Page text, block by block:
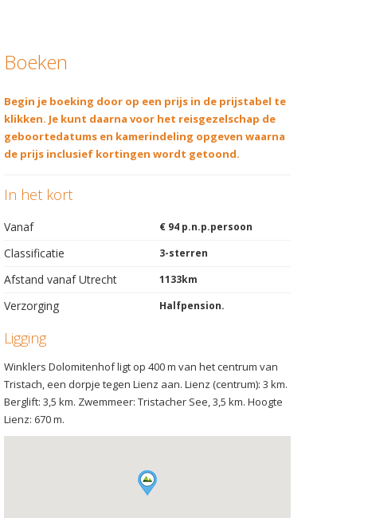
Boeken
Begin je boeking door op een prijs in de prijstabel te
klikken. Je kunt daarna voor het reisgezelschap de
geboortedatums en kamerindeling opgeven waarna
de prijs inclusief kortingen wordt getoond.
In het kort
Vanaf € 94 p.n.p.persoon
Classificatie 3-sterren
Afstand vanaf Utrecht 1133km
Verzorging Halfpension.
Ligging
Winklers Dolomitenhof ligt op 400 m van het centrum van
Tristach, een dorpje tegen Lienz aan. Lienz (centrum): 3 km.
Berglift: 3,5 km. Zwemmeer: Tristacher See, 3,5 km. Hoogte
Lienz: 670 m.